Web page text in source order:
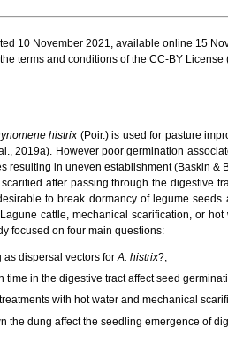
10 November 2021, available online 15
terms and conditions of the CC-BY
histrix (Poir.) is used for pasture
2019a). However poor germination
resulting in uneven establishment (Baskin
after passing through the digestive
to break dormancy of legume
cattle, mechanical scarification, or
focused on four main questions:
dispersal vectors for A. histrix?;
time in the digestive tract affect seed
with hot water and mechanical
the dung affect the seedling emergence of